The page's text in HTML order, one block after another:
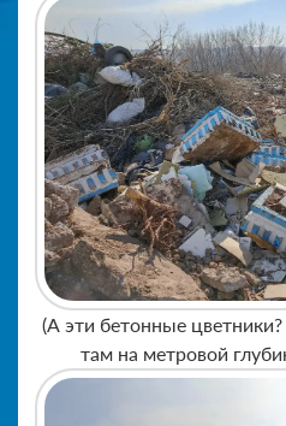
(А эти бетонные
там на метровой